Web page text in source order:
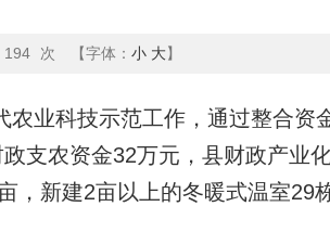
194 次 【字体： 小 大】
业科技示范工作，通过整合资
支农资金32万元，县财政产业
，新建2亩以上的冬暖式温室29